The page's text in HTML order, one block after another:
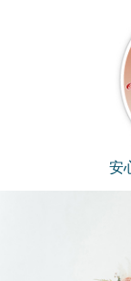
安